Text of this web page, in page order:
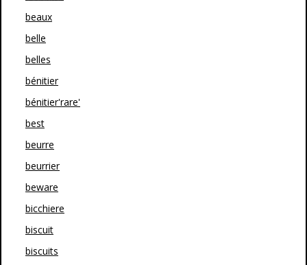
beaux
belle
belles
bénitier
bénitier'rare'
best
beurre
beurrier
beware
bicchiere
biscuit
biscuits